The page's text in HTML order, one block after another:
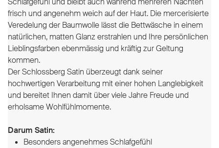
frisch und angenehm weich auf der Haut. Die mercerisierte
Veredelung der Baumwolle lässt die Bettwäsche in einem
natürlichen, matten Glanz erstrahlen und Ihre persönlichen
Lieblingsfarben ebenmässig und kräftig zur Geltung
kommen.
Der Schlossberg Satin überzeugt dank seiner
hochwertigen Verarbeitung mit einer hohen Langlebigkeit
und bereitet Ihnen damit über viele Jahre Freude und
erholsame Wohlfühlmomente.
Darum Satin:
Besonders angenehmes Schlafgefühl